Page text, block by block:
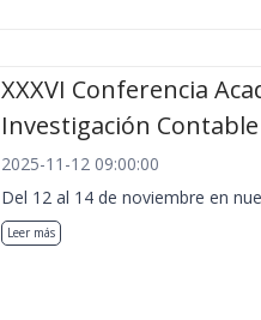
XXXVI Conferencia
Investigación
2025-11-12 09:00:00
Del 12 al 14 de noviembre en
Leer más